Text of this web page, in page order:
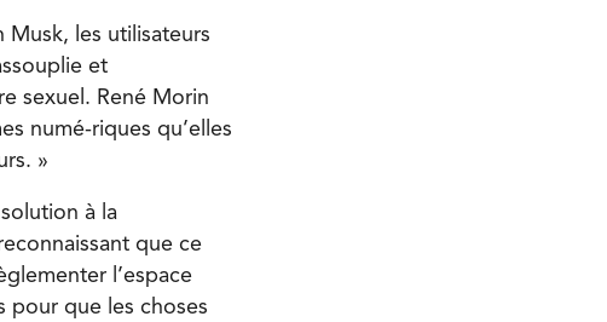
Musk, les utilisateurs
et
sexuel. René Morin
numé-riques qu’elles
»
à la
que ce
l’espace
pour que les choses